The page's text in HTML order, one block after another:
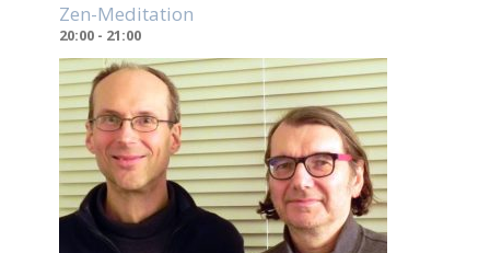
Zen-Meditation
20:00 - 21:00